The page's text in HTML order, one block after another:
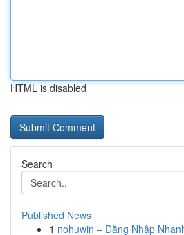
HTML is disabled
Search
Published News
1 nohuwin – Đăng Nhập